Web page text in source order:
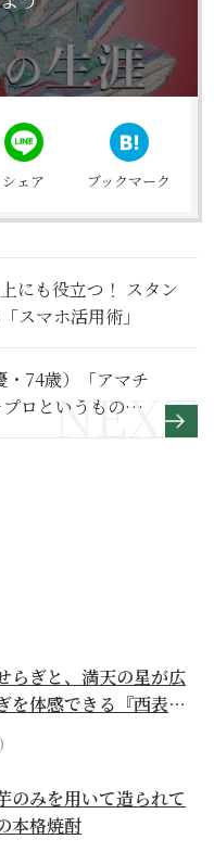
シェア ブックマーク
にも役立つ！ スタン
スマホ活用術」
・74歳）「アマチ
ロというものに
らぎと、満天の星が広
を体感できる『西表島
のみを用いて造られて
本格焼酎